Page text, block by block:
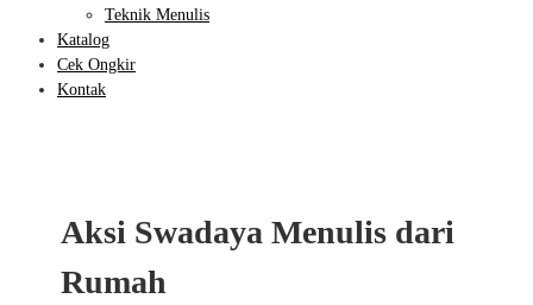
Teknik Menulis
Katalog
Cek Ongkir
Kontak
Aksi Swadaya Menulis dari
Rumah